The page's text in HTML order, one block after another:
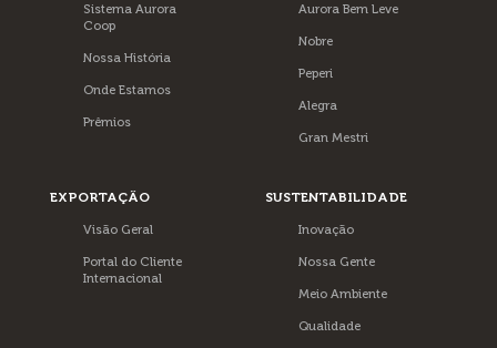
Sistema Aurora
Coop
Nossa História
Onde Estamos
Prêmios
Aurora Bem Leve
Nobre
Peperi
Alegra
Gran Mestri
EXPORTAÇÃO
Visão Geral
Portal do Cliente
Internacional
SUSTENTABILIDADE
Inovação
Nossa Gente
Meio Ambiente
Qualidade